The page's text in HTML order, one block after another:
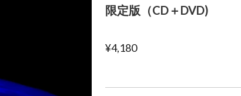
限定版（CD＋DVD)
¥4,180